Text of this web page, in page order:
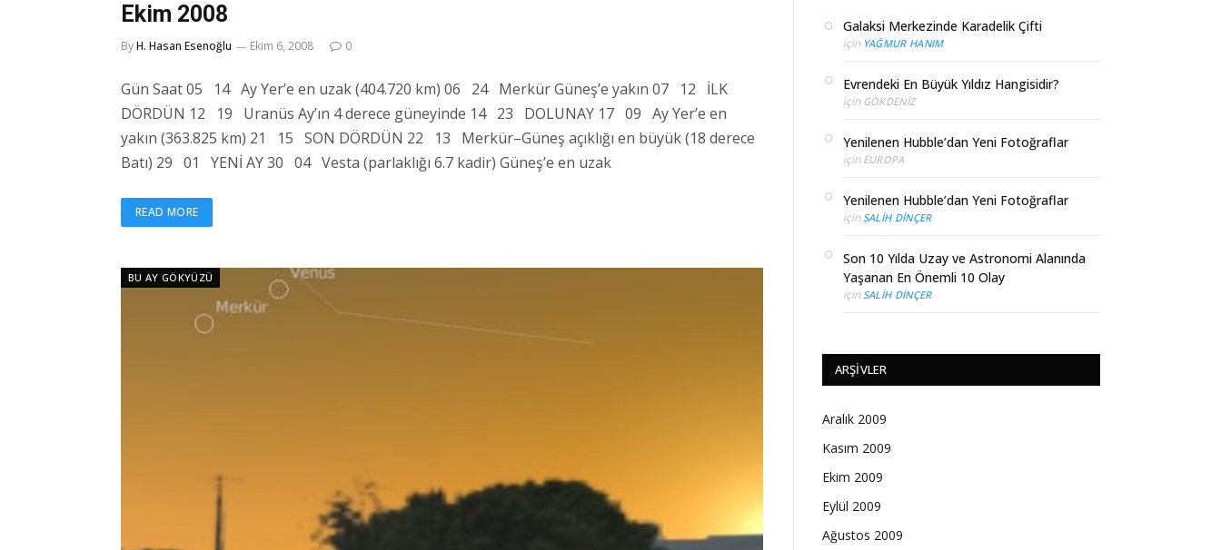
Ekim 2008
ByH. Hasan Esenoğlu Ekim 6, 2008 0
Gün Saat 05 14 Ay Yer’e en uzak (404.720 km) 06 24 Merkür Güneş’e yakın 07 12 İLK
DÖRDÜN 12 19 Uranüs Ay’ın 4 derece güneyinde 14 23 DOLUNAY 17 09 Ay Yer’e en
yakın (363.825 km) 21 15 SON DÖRDÜN 22 13 Merkür–Güneş açıklığı en büyük (18 derece
Batı) 29 01 YENİ AY 30 04 Vesta (parlaklığı 6.7 kadir) Güneş’e en uzak
READ MORE
BU AY GÖKYÜZÜ
Galaksi Merkezinde Karadelik Çifti
için YAĞMUR HANIM
Evrendeki En Büyük Yıldız Hangisidir?
için GÖKDENIZ
Yenilenen Hubble’dan Yeni Fotoğraflar
için EUROPA
Yenilenen Hubble’dan Yeni Fotoğraflar
içinSALIH DINÇER
Son 10 Yılda Uzay ve Astronomi Alanında
Yaşanan En Önemli 10 Olay
içinSALIH DINÇER
ARŞIVLER
Aralık 2009
Kasım 2009
Ekim 2009
Eylül 2009
Ağustos 2009